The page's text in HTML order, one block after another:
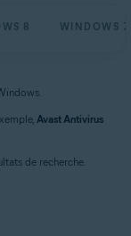
8 WINDOWS 7
Avast Antivirus
de recherche.